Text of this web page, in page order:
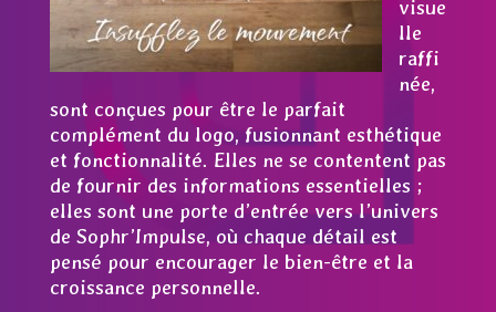
visue
lle
raffi
née,
sont conçues pour être le parfait
complément du logo, fusionnant esthétique
et fonctionnalité. Elles ne se contentent pas
de fournir des informations essentielles ;
elles sont une porte d’entrée vers l’univers
de Sophr’Impulse, où chaque détail est
pensé pour encourager le bien-être et la
croissance personnelle.